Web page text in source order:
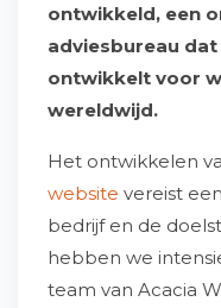
ontwikkeld, een
adviesbureau
ontwikkelt voor
wereldwijd.
Het ontwikkelen
website vereist
bedrijf en de
hebben we
team van Acacia